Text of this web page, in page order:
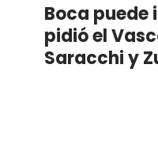
Boca puede
pidió el
Saracchi y